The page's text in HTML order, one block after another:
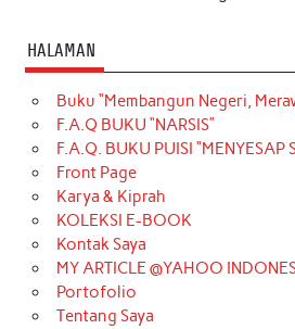
HALAMAN
Buku “Membangun Negeri,
F.A.Q BUKU “NARSIS”
F.A.Q. BUKU PUISI “MENYESAP
Front Page
Karya & Kiprah
KOLEKSI E-BOOK
Kontak Saya
MY ARTICLE @YAHOO
Portofolio
Tentang Saya